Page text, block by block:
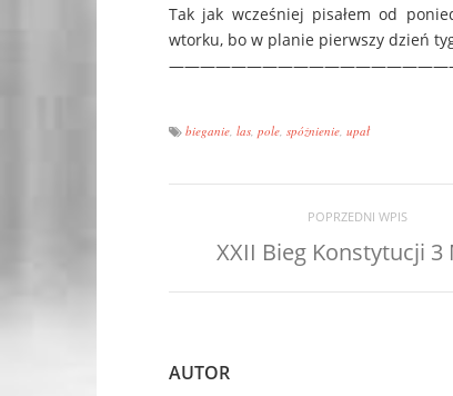
Tak jak wcześniej pisałem od
wtorku, bo w planie pierwszy dzień
bieganie, las, pole, spóźnienie, upał
POPRZEDNI WPIS
XXII Bieg Konstytucji 3
AUTOR